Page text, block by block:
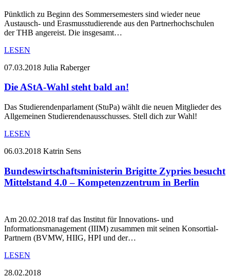
Pünktlich zu Beginn des Sommersemesters sind wieder neue
Austausch- und Erasmusstudierende aus den Partnerhochschulen
der THB angereist. Die insgesamt…
LESEN
07.03.2018 Julia Raberger
Die AStA-Wahl steht bald an!
Das Studierendenparlament (StuPa) wählt die neuen Mitglieder des
Allgemeinen Studierendenausschusses. Stell dich zur Wahl!
LESEN
06.03.2018 Katrin Sens
Bundeswirtschaftsministerin Brigitte Zypries besucht
Mittelstand 4.0 – Kompetenzzentrum in Berlin
Am 20.02.2018 traf das Institut für Innovations- und
Informationsmanagement (IIIM) zusammen mit seinen Konsortial-
Partnern (BVMW, HIIG, HPI und der…
LESEN
28.02.2018